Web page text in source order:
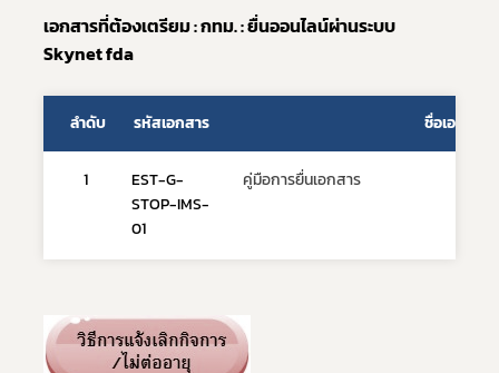
เอกสารที่ต้องเตรียม : กทม. : ยื่นออนไลน์ผ่านระบบ
Skynet fda
ลำดับ รหัสเอกสาร ชื่อเอกสาร
1
EST-G-
STOP-IMS-
01
คู่มือการยื่นเอกสาร